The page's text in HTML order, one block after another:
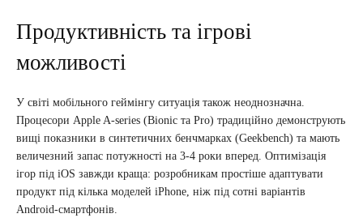
Продуктивність та ігрові
можливості
У світі мобільного геймінгу ситуація також неоднозначна.
Процесори Apple A-series (Bionic та Pro) традиційно демонструють
вищі показники в синтетичних бенчмарках (Geekbench) та мають
величезний запас потужності на 3-4 роки вперед. Оптимізація
ігор під iOS завжди краща: розробникам простіше адаптувати
продукт під кілька моделей iPhone, ніж під сотні варіантів
Android-смартфонів.